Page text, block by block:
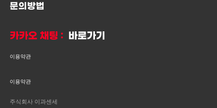
문의방법
카카오 채팅 : 바로가기
이용약관
이용약관
주식회사 이과센세